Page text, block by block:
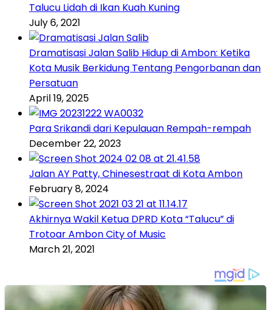
Talucu Lidah di Ikan Kuah Kuning
July 6, 2021
Dramatisasi Jalan Salib Hidup di Ambon: Ketika
Kota Musik Berkidung Tentang Pengorbanan dan
Persatuan
April 19, 2025
Para Srikandi dari Kepulauan Rempah-rempah
December 22, 2023
Jalan AY Patty, Chinesestraat di Kota Ambon
February 8, 2024
Akhirnya Wakil Ketua DPRD Kota “Talucu” di
Trotoar Ambon City of Music
March 21, 2021